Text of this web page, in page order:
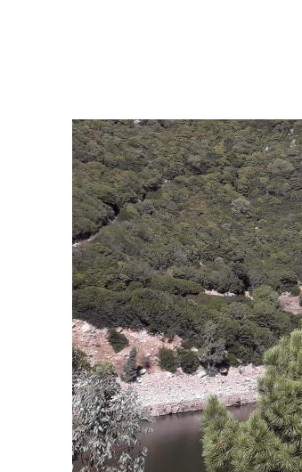
Central hidroeléctrica Coghinas